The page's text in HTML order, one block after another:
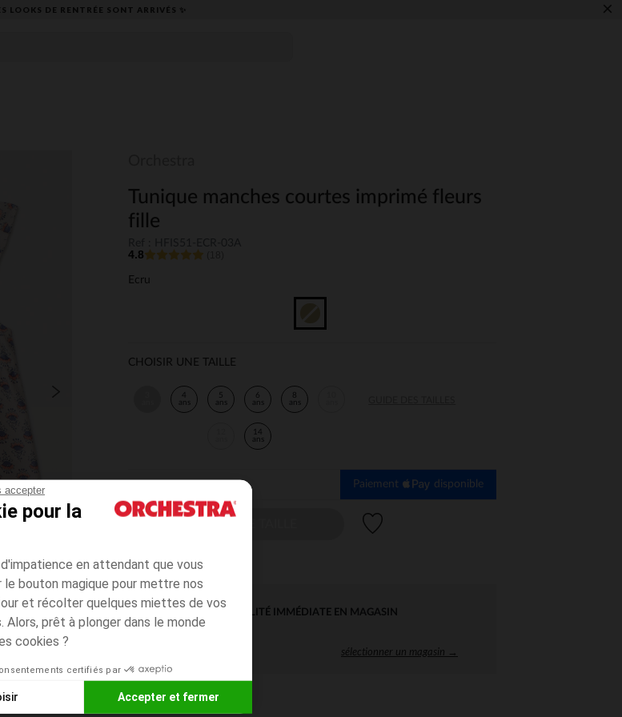
accepter
pour la
en attendant que vous
le bouton magique pour mettre nos
et récolter quelques miettes de vos
Alors, prêt à plonger dans le monde
cookies ?
certifiés par
Accepter et fermer
LOOKS DE RENTRÉE SONT ARRIVÉS ✨ ×
Tunique manches courtes imprimé fleurs
fille
4.8
Ecru
CHOISIR UNE TAILLE
4
ans
5
ans
6
ans
8
ans
14
ans
Paiement disponible
DISPONIBILITÉ IMMÉDIATE EN MAGASIN
sélectionner un magasin →